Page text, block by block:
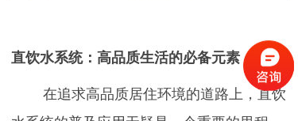
直饮水系统：高品质生活的必备元素
在追求高品质居住环境的道路上，直饮